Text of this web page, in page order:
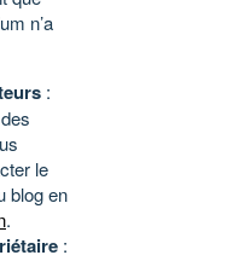
n’a
:
le
blog en
.
: